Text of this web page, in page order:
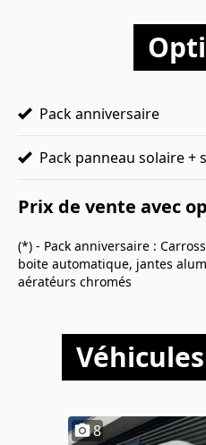
Pack anniversaire
Pack panneau solaire +
Prix de vente avec
(*) - Pack anniversaire :
boite automatique, jantes
aératéurs chromés
8